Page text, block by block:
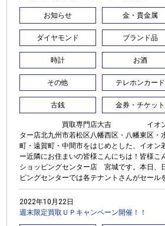
お知らせ 金・貴金属
ダイヤモンド ブランド品
時計 お酒
その他 テレホンカード
古銭 金券・チケット
買取専門店大吉 イオン若松
ター店北九州市若松区八幡西区・八幡東区・
町・遠賀町・中間市をはじめとした、イオン
ー近隣にお住まいの皆様こんにちは！皆様こ
ショッピングセンター店 宮城です。本日、
ピングセンターでは各テナントさんがセール
2022年10月22日
週末限定買取ＵＰキャンペーン開催！！